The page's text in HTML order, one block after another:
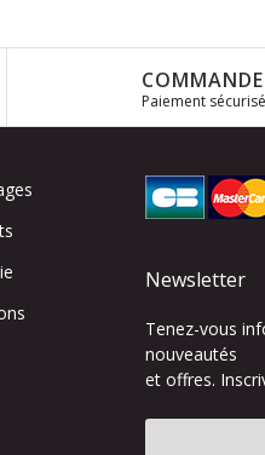
Paiement sécurisé
Newsletter
Tenez-vous
nouveautés
et offres.